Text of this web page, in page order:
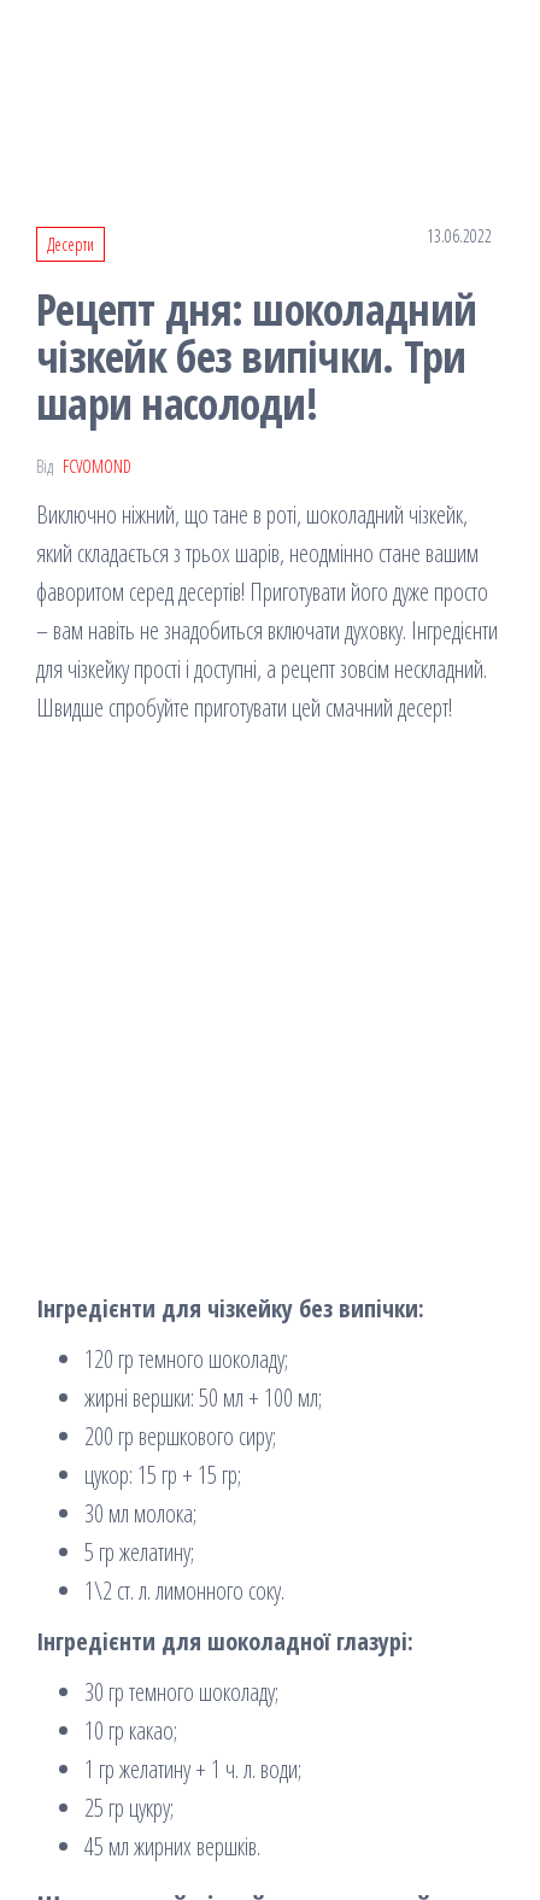
Десерти 13.06.2022
Рецепт дня: шоколадний
чізкейк без випічки. Три
шари насолоди!
Від FCVOMOND
Виключно ніжний, що тане в роті, шоколадний чізкейк,
який складається з трьох шарів, неодмінно стане вашим
фаворитом серед десертів! Приготувати його дуже просто
– вам навіть не знадобиться включати духовку. Інгредієнти
для чізкейку прості і доступні, а рецепт зовсім нескладний.
Швидше спробуйте приготувати цей смачний десерт!
Інгредієнти для чізкейку без випічки:
120 гр темного шоколаду;
жирні вершки: 50 мл + 100 мл;
200 гр вершкового сиру;
цукор: 15 гр + 15 гр;
30 мл молока;
5 гр желатину;
1\2 ст. л. лимонного соку.
Інгредієнти для шоколадної глазурі:
30 гр темного шоколаду;
10 гр какао;
1 гр желатину + 1 ч. л. води;
25 гр цукру;
45 мл жирних вершків.